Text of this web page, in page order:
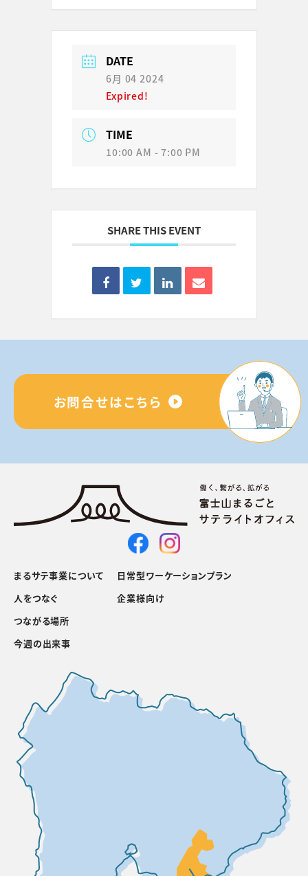
DATE
6月 04 2024
Expired!
TIME
10:00 AM - 7:00 PM
SHARE THIS EVENT
お問合せはこちら
まるサテ事業について
人をつなぐ
つながる場所
日常型ワーケーションプラン
企業様向け
今週の出来事